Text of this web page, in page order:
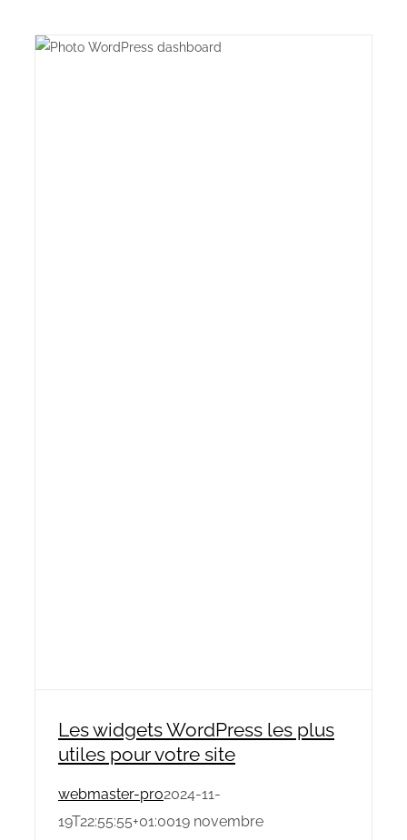
Les widgets WordPress les plus
utiles pour votre site
webmaster-pro2024-11-
19T22:55:55+01:0019 novembre